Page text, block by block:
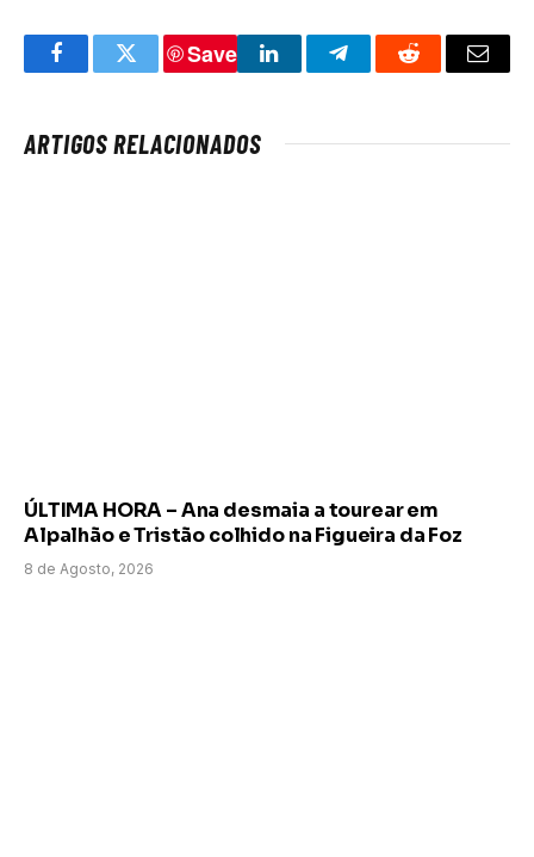
FacebookTwitter
Save
LinkedInTelegramReddit Email
ARTIGOS RELACIONADOS
ÚLTIMA HORA – Ana desmaia a tourear em
Alpalhão e Tristão colhido na Figueira da Foz
8 de Agosto, 2026